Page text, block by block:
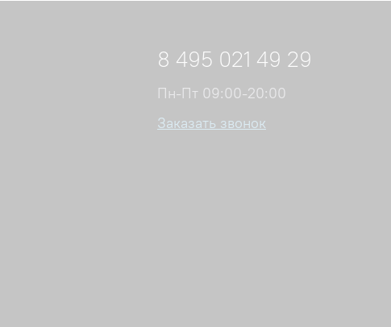
8 495 021 49 29
Пн-Пт 09:00-20:00
Заказать звонок